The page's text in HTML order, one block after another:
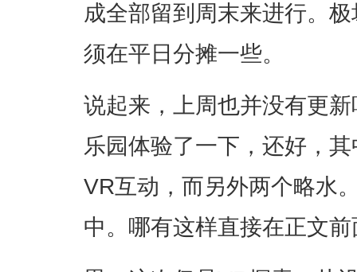
成全部留到周末来进行。
须在平日分摊一些。
说起来，上周也并没有更
乐园体验了一下，还好，
VR互动，而另外两个略水
中。哪有这样直接在正文